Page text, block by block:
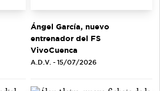
Ángel García, nuevo
entrenador del FS
VivoCuenca
A.D.V. - 15/07/2026